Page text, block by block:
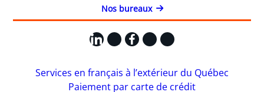
Nos bureaux
LinkedIn
X Facebook
Instagram
YouTube
Services en français à l’extérieur du Québec
Paiement par carte de crédit